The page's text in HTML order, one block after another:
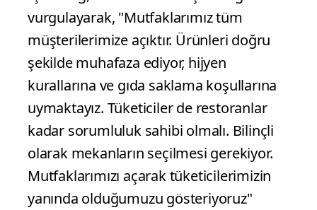
vurgulayarak, "Mutfaklarımız tüm
müşterilerimize açıktır. Ürünleri doğru
şekilde muhafaza ediyor, hijyen
kurallarına ve gıda saklama koşullarına
uymaktayız. Tüketiciler de restoranlar
kadar sorumluluk sahibi olmalı. Bilinçli
olarak mekanların seçilmesi gerekiyor.
Mutfaklarımızı açarak tüketicilerimizin
yanında olduğumuzu gösteriyoruz"